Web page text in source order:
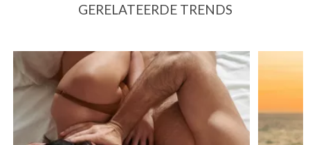
GERELATEERDE TRENDS